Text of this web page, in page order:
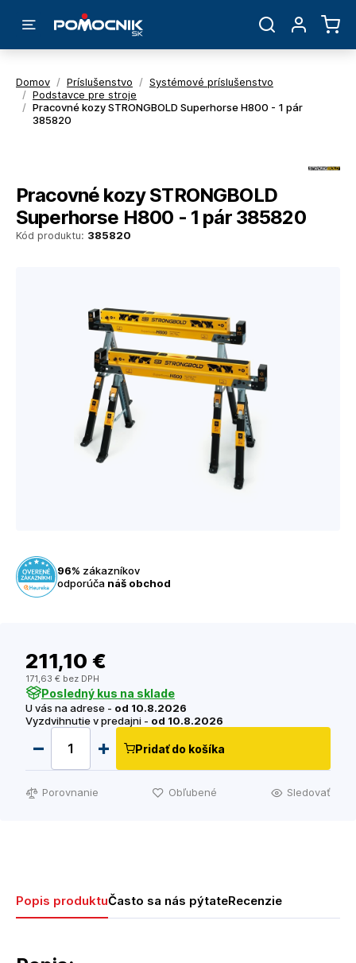
Domov / Príslušenstvo / Systémové príslušenstvo
/ Podstavce pre stroje
/ Pracovné kozy STRONGBOLD Superhorse H800 - 1 pár
385820
Kód produktu: 385820
Pracovné kozy STRONGBOLD
Superhorse H800 - 1 pár 385820
96% zákazníkov
odporúča náš obchod
211,10 €
171,63 € bez DPH
Posledný kus na sklade
U vás na adrese - od 10.8.2026
Vyzdvihnutie v predajni - od 10.8.2026
Pridať do košíka
Porovnanie Obľubené Sledovať
Popis produktuČasto sa nás pýtateRecenzie